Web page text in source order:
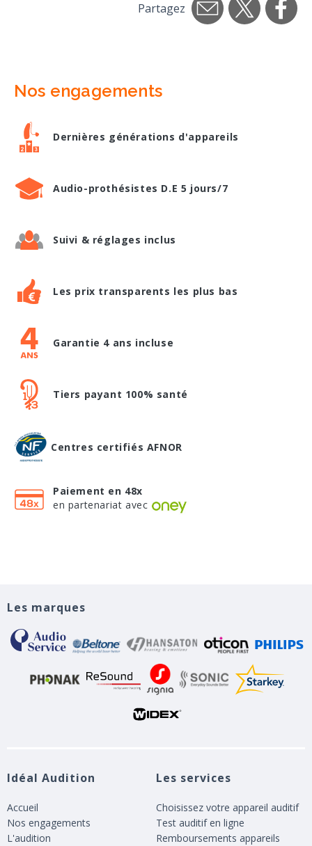
Partagez
Nos engagements
Dernières générations d'appareils
Audio-prothésistes D.E 5 jours/7
Suivi & réglages inclus
Les prix transparents les plus bas
Garantie 4 ans incluse
Tiers payant 100% santé
Centres certifiés AFNOR
Paiement en 48x
en partenariat avec
Les marques
Idéal Audition
Accueil
Nos engagements
L'audition
Les services
Choisissez votre appareil auditif
Test auditif en ligne
Remboursements appareils